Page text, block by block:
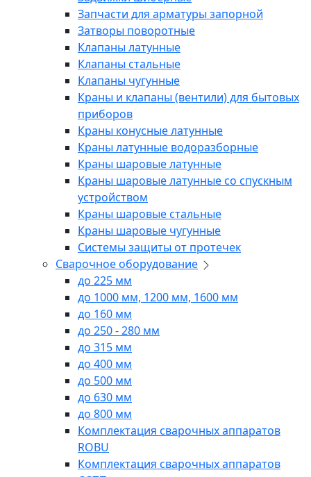
Запчасти для арматуры запорной
Затворы поворотные
Клапаны латунные
Клапаны стальные
Клапаны чугунные
Краны и клапаны (вентили) для бытовых
приборов
Краны конусные латунные
Краны латунные водоразборные
Краны шаровые латунные
Краны шаровые латунные со спускным
устройством
Краны шаровые стальные
Краны шаровые чугунные
Системы защиты от протечек
Сварочное оборудование
до 225 мм
до 1000 мм, 1200 мм, 1600 мм
до 160 мм
до 250 - 280 мм
до 315 мм
до 400 мм
до 500 мм
до 630 мм
до 800 мм
Комплектация сварочных аппаратов
ROBU
Комплектация сварочных аппаратов